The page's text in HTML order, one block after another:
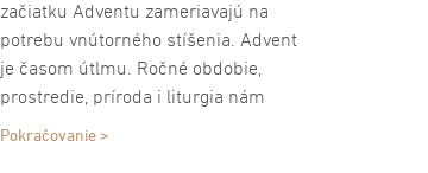
začiatku Adventu zameriavajú na
potrebu vnútorného stíšenia. Advent
je časom útlmu. Ročné obdobie,
prostredie, príroda i liturgia nám
pomáhajú, aby sme prešli do
Pokračovanie >